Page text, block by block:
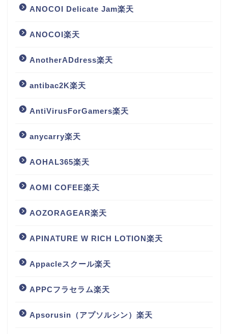
ANOCOI Delicate Jam楽天
ANOCOI楽天
AnotherADdress楽天
antibac2K楽天
AntiVirusForGamers楽天
anycarry楽天
AOHAL365楽天
AOMI COFEE楽天
AOZORAGEAR楽天
APINATURE W RICH LOTION楽天
Appacleスクール楽天
APPCフラセラム楽天
Apsorusin（アプソルシン）楽天